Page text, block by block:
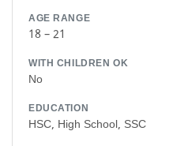
AGE RANGE
18 – 21
WITH CHILDREN OK
No
EDUCATION
HSC, High School, SSC